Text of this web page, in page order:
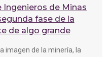
Ingenieros de Minas
fase de la
de algo grande
imagen de la minería, la